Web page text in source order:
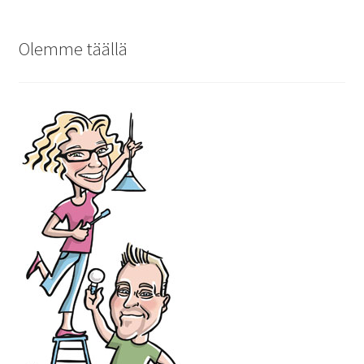
Olemme täällä